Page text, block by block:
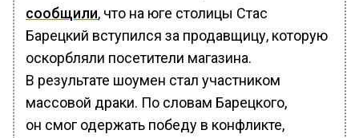
сообщили, что на юге столицы Стас
Барецкий вступился за продавщицу, которую
оскорбляли посетители магазина.
В результате шоумен стал участником
массовой драки. По словам Барецкого,
он смог одержать победу в конфликте,